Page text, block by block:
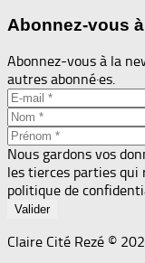
Abonnez-vous
Abonnez-vous à la
autres abonné·es.
Nous gardons vos
les tierces parties qui
politique de
Claire Cité Rezé ©